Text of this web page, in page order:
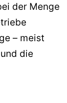
der Menge
– meist
die